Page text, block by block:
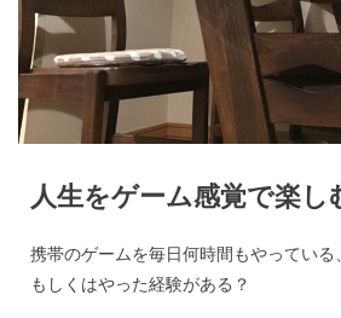
人生をゲーム感覚で楽し
携帯のゲームを毎日何時間もやっている、
もしくはやった経験がある？